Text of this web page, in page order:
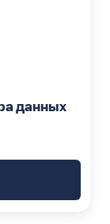
данных